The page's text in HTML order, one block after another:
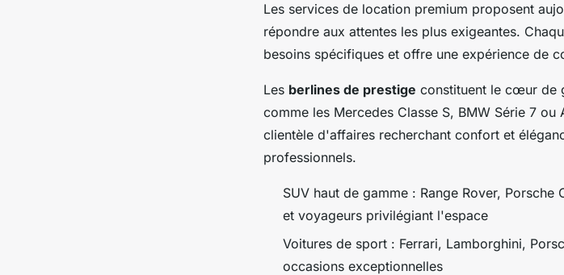
Les services de location premium proposent
répondre aux attentes les plus exigeantes.
besoins spécifiques et offre une expérience de
Les berlines de prestige constituent le cœur de
comme les Mercedes Classe S, BMW Série 7
clientèle d'affaires recherchant confort et
professionnels.
SUV haut de gamme : Range Rover,
et voyageurs privilégiant l'espace
Voitures de sport : Ferrari, Lamborghini,
occasions exceptionnelles